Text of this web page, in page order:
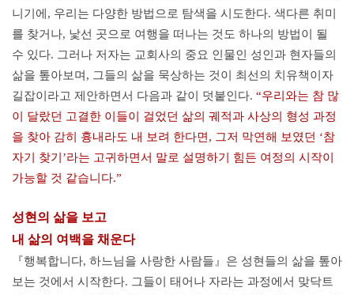
니기에, 우리는 다양한 방법으로 탐색을 시도한다. 색다른 취미
를 찾거나, 낯선 곳으로 여행을 떠나는 것도 하나의 방법이 될
수 있다. 그러나 저자는 교회사의 중요 인물인 성인과 현자들의
삶을 톺아보며, 그들의 삶을 묵상하는 것이 최선의 치유책이자
길잡이라고 제안하면서 다음과 같이 덧붙인다. “우리와는 참 많
이 달랐던 고결한 이들이 걸었던 삶의 궤적과 사상의 형성 과정
을 찾아 감히 흉내라도 내 보려 한다면, 그저 막연해 보였던 ‘참
자기 찾기’라는 고귀하면서 말로 설명하기 힘든 여정의 시작이
가능할 것 같습니다.”
성현의 삶을 보고
내 삶의 여백을 채운다
『행복합니다, 하느님을 사랑한 사람들』은 성현들의 삶을 톺아
보는 것에서 시작한다. 그들이 태어나 자라는 과정에서 맞닥트